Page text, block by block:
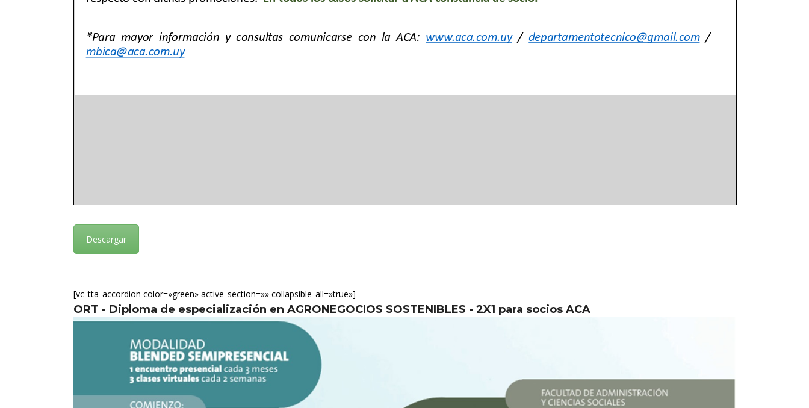
Descargar
[vc_tta_accordion color=»green» active_section=»» collapsible_all=»true»]
ORT - Diploma de especialización en AGRONEGOCIOS SOSTENIBLES - 2X1 para socios ACA